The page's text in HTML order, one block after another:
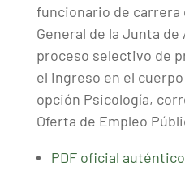
funcionario de
General de la Junta de
proceso selectivo de
el ingreso en el
opción Psicología,
Oferta de Empleo
PDF oficial auténtico